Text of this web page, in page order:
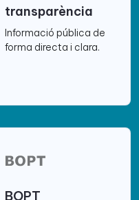
transparència
Informació pública de
forma directa i clara.
BOPT